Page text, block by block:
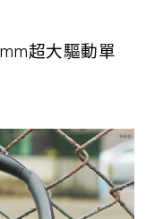
超大驅動單